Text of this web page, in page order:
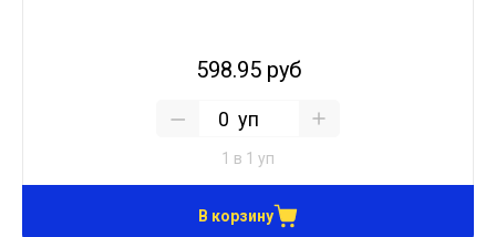
598.95 руб
уп
1 в 1 уп
В корзину